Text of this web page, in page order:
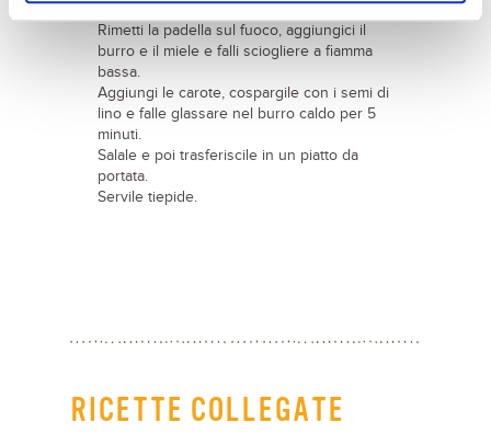
l’acqua.
Rimetti la padella sul fuoco, aggiungici il
burro e il miele e falli sciogliere a fiamma
bassa.
Aggiungi le carote, cospargile con i semi di
lino e falle glassare nel burro caldo per 5
minuti.
Salale e poi trasferiscile in un piatto da
portata.
Servile tiepide.
RICETTE COLLEGATE